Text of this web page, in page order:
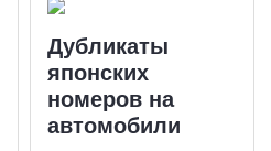
Дубликаты
японских
номеров на
автомобили